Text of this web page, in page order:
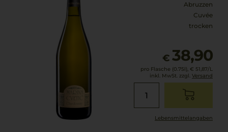
Abruzzen
Cuvée
trocken
€ 38,90
pro Flasche (0.75l), € 51,87/L
inkl. MwSt. zzgl. Versand
Lebensmittel­angaben